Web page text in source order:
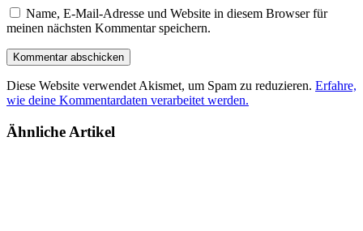
Name, E-Mail-Adresse und Website in diesem Browser für
meinen nächsten Kommentar speichern.
Diese Website verwendet Akismet, um Spam zu reduzieren. Erfahre,
wie deine Kommentardaten verarbeitet werden.
Ähnliche Artikel